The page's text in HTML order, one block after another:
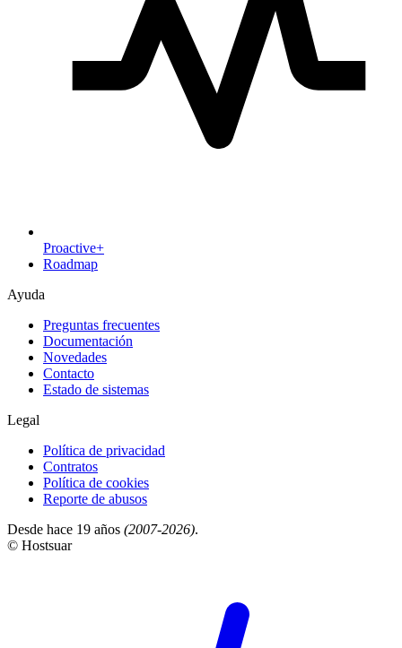
Proactive+
Roadmap
Ayuda
Preguntas frecuentes
Documentación
Novedades
Contacto
Estado de sistemas
Legal
Política de privacidad
Contratos
Política de cookies
Reporte de abusos
Desde hace 19 años (2007-2026).
© Hostsuar